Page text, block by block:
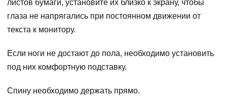
листов бумаги, установите их близко к экрану, чтобы
глаза не напрягались при постоянном движении от
текста к монитору.
Если ноги не достают до пола, необходимо установить
под них комфортную подставку.
Спину необходимо держать прямо.